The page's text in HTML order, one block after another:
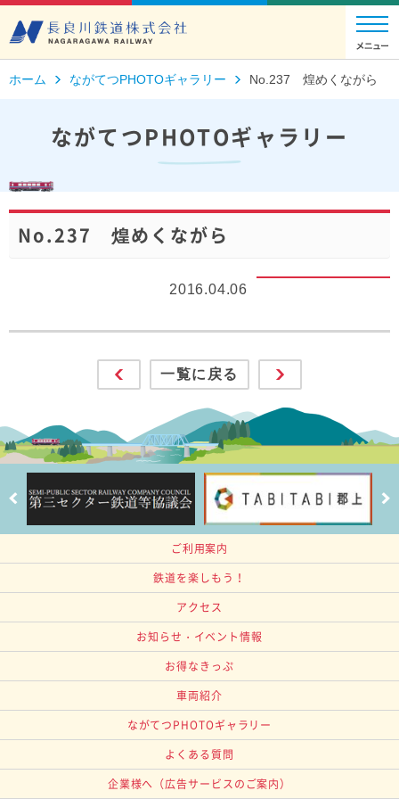
ホーム ながてつPHOTOギャラリー No.237 煌めくながら
ながてつPHOTOギャラリー
No.237 煌めくながら
2016.04.06
一覧に戻る
ご利用案内
鉄道を楽しもう！
アクセス
お知らせ・イベント情報
お得なきっぷ
車両紹介
ながてつPHOTOギャラリー
よくある質問
企業様へ （広告サービスのご案内）